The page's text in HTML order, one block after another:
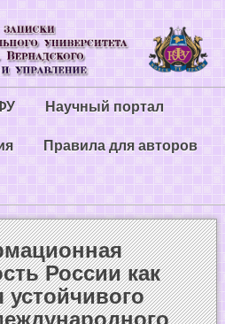
Научный портал
Правила для авторов
России как
устойчивого